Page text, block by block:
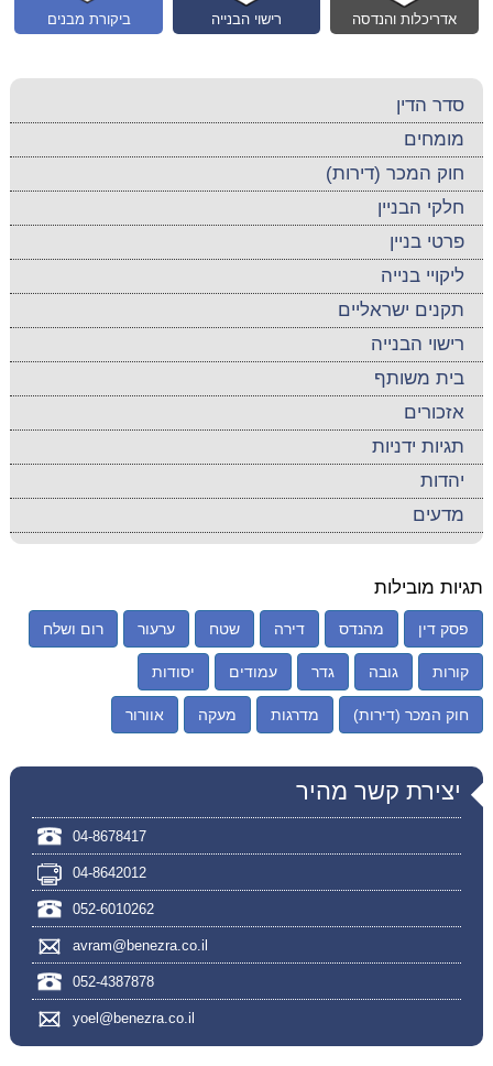
ביקורת מבנים רישוי הבנייה אדריכלות והנדסה
סדר הדין
מומחים
חוק המכר (דירות)
חלקי הבניין
פרטי בניין
ליקויי בנייה
תקנים ישראליים
רישוי הבנייה
בית משותף
אזכורים
תגיות ידניות
יהדות
מדעים
תגיות מובילות
פסק דין מהנדס דירה שטח ערעור רום ושלח
קורות גובה גדר עמודים יסודות
חוק המכר (דירות) מדרגות מעקה אוורור
יצירת קשר מהיר
04-8678417
04-8642012
052-6010262
avram@benezra.co.il
052-4387878
yoel@benezra.co.il